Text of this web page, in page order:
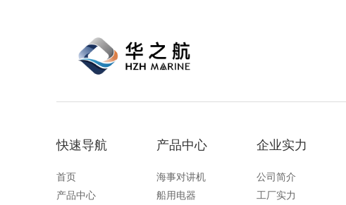
快速导航
首页
产品中心
产品中心
海事对讲机
船用电器
企业实力
公司简介
工厂实力